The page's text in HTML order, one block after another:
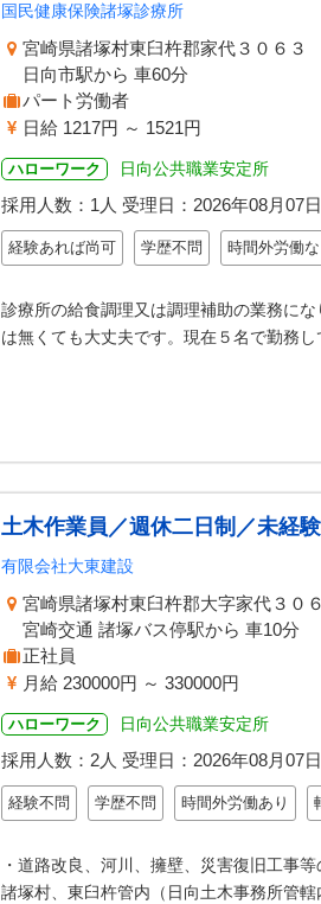
国民健康保険諸塚診療所
宮崎県諸塚村東臼杵郡家代３０６３
日向市駅から 車60分
パート労働者
日給 1217円 ～ 1521円
ハローワーク 日向公共職業安定所
採用人数：1人 受理日： 2026年08月07日
経験あれば尚可 学歴不問 時間外労働な
診療所の給食調理又は調理補助の業務に
は無くても大丈夫です。現在５名で勤務し
土木作業員／週休二日制／未経
有限会社大東建設
宮崎県諸塚村東臼杵郡大字家代３０
宮崎交通 諸塚バス停駅から 車10分
正社員
月給 230000円 ～ 330000円
ハローワーク 日向公共職業安定所
採用人数：2人 受理日： 2026年08月07日
経験不問 学歴不問 時間外労働あり
・道路改良、河川、擁壁、災害復旧工事
諸塚村、東臼杵管内（日向土木事務所管轄